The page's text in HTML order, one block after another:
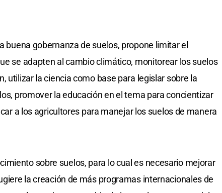
buena gobernanza de suelos, propone limitar el
se adapten al cambio climático, monitorear los suelos
utilizar la ciencia como base para legislar sobre la
promover la educación en el tema para concientizar
a los agricultores para manejar los suelos de manera
sobre suelos, para lo cual es necesario mejorar
la creación de más programas internacionales de